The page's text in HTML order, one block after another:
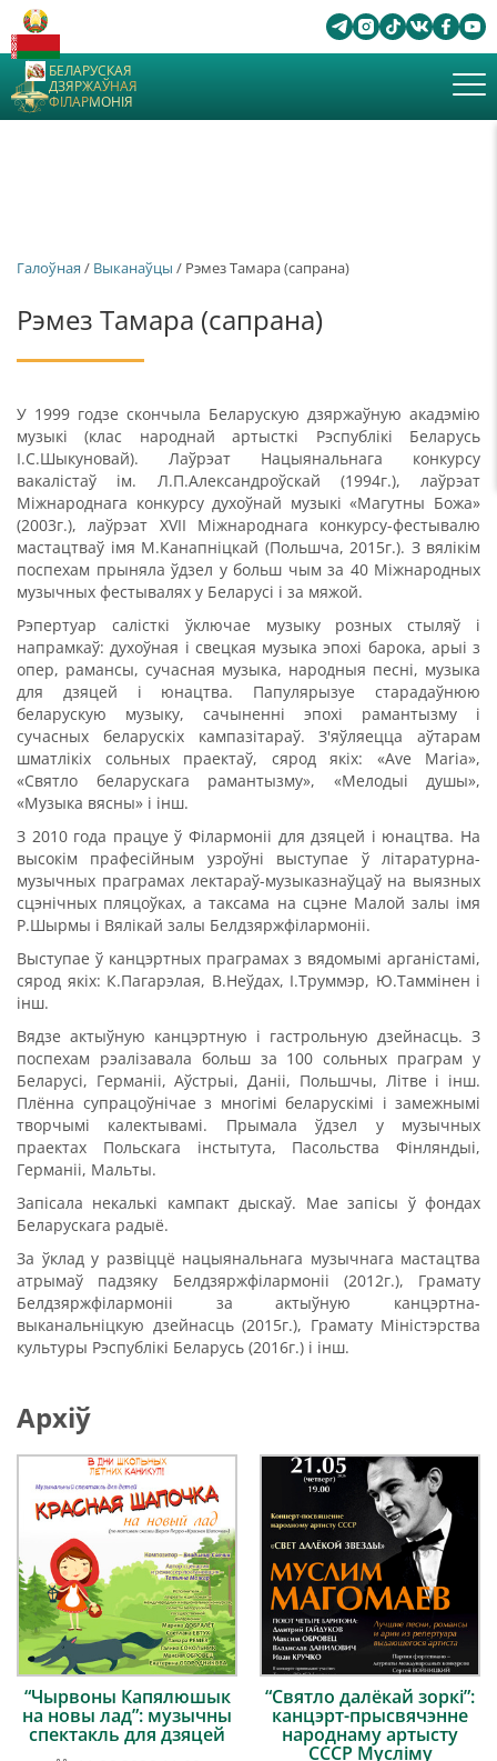
БЕЛАРУСКАЯ
ДЗЯРЖАЎНАЯ
ФІЛАРМОНІЯ
Галоўная / Выканаўцы / Рэмез Тамара (сапрана)
Рэмез Тамара (сапрана)
У 1999 годзе скончыла Беларускую дзяржаўную акадэмію
музыкі (клас народнай артысткі Рэспублікі Беларусь
І.С.Шыкуновай). Лаўрэат Нацыянальнага конкурсу
вакалістаў ім. Л.П.Александроўскай (1994г.), лаўрэат
Міжнароднага конкурсу духоўнай музыкі «Магутны Божа»
(2003г.), лаўрэат XVII Міжнароднага конкурсу-фестывалю
мастацтваў імя М.Канапніцкай (Польшча, 2015г.). З вялікім
поспехам прыняла ўдзел у больш чым за 40 Міжнародных
музычных фестывалях у Беларусі і за мяжой.
Рэпертуар салісткі ўключае музыку розных стыляў і
напрамкаў: духоўная і свецкая музыка эпохі барока, арыі з
опер, рамансы, сучасная музыка, народныя песні, музыка
для дзяцей і юнацтва. Папулярызуе старадаўнюю
беларускую музыку, сачыненні эпохі рамантызму і
сучасных беларускіх кампазітараў. З'яўляецца аўтарам
шматлікіх сольных праектаў, сярод якіх: «Ave Maria»,
«Святло беларускага рамантызму», «Мелодыі душы»,
«Музыка вясны» і інш.
З 2010 года працуе ў Філармоніі для дзяцей і юнацтва. На
высокім прафесійным узроўні выступае ў літаратурна-
музычных праграмах лектараў-музыказнаўцаў на выязных
сцэнічных пляцоўках, а таксама на сцэне Малой залы імя
Р.Шырмы і Вялікай залы Белдзяржфілармоніі.
Выступае ў канцэртных праграмах з вядомымі арганістамі,
сярод якіх: К.Пагарэлая, В.Неўдах, І.Труммэр, Ю.Таммінен і
інш.
Вядзе актыўную канцэртную і гастрольную дзейнасць. З
поспехам рэалізавала больш за 100 сольных праграм у
Беларусі, Германіі, Аўстрыі, Даніі, Польшчы, Літве і інш.
Плённа супрацоўнічае з многімі беларускімі і замежнымі
творчымі калектывамі. Прымала ўдзел у музычных
праектах Польскага інстытута, Пасольства Фінляндыі,
Германіі, Мальты.
Запісала некалькі кампакт дыскаў. Мае запісы ў фондах
Беларускага радыё.
За ўклад у развіццё нацыянальнага музычнага мастацтва
атрымаў падзяку Белдзяржфілармоніі (2012г.), Грамату
Белдзяржфілармоніі за актыўную канцэртна-
выканальніцкую дзейнасць (2015г.), Грамату Міністэрства
культуры Рэспублікі Беларусь (2016г.) і інш.
Архіў
“Чырвоны Капялюшык
на новы лад”: музычны
спектакль для дзяцей
“Святло далёкай зоркі”:
канцэрт-прысвячэнне
народнаму артысту
СССР Мусліму